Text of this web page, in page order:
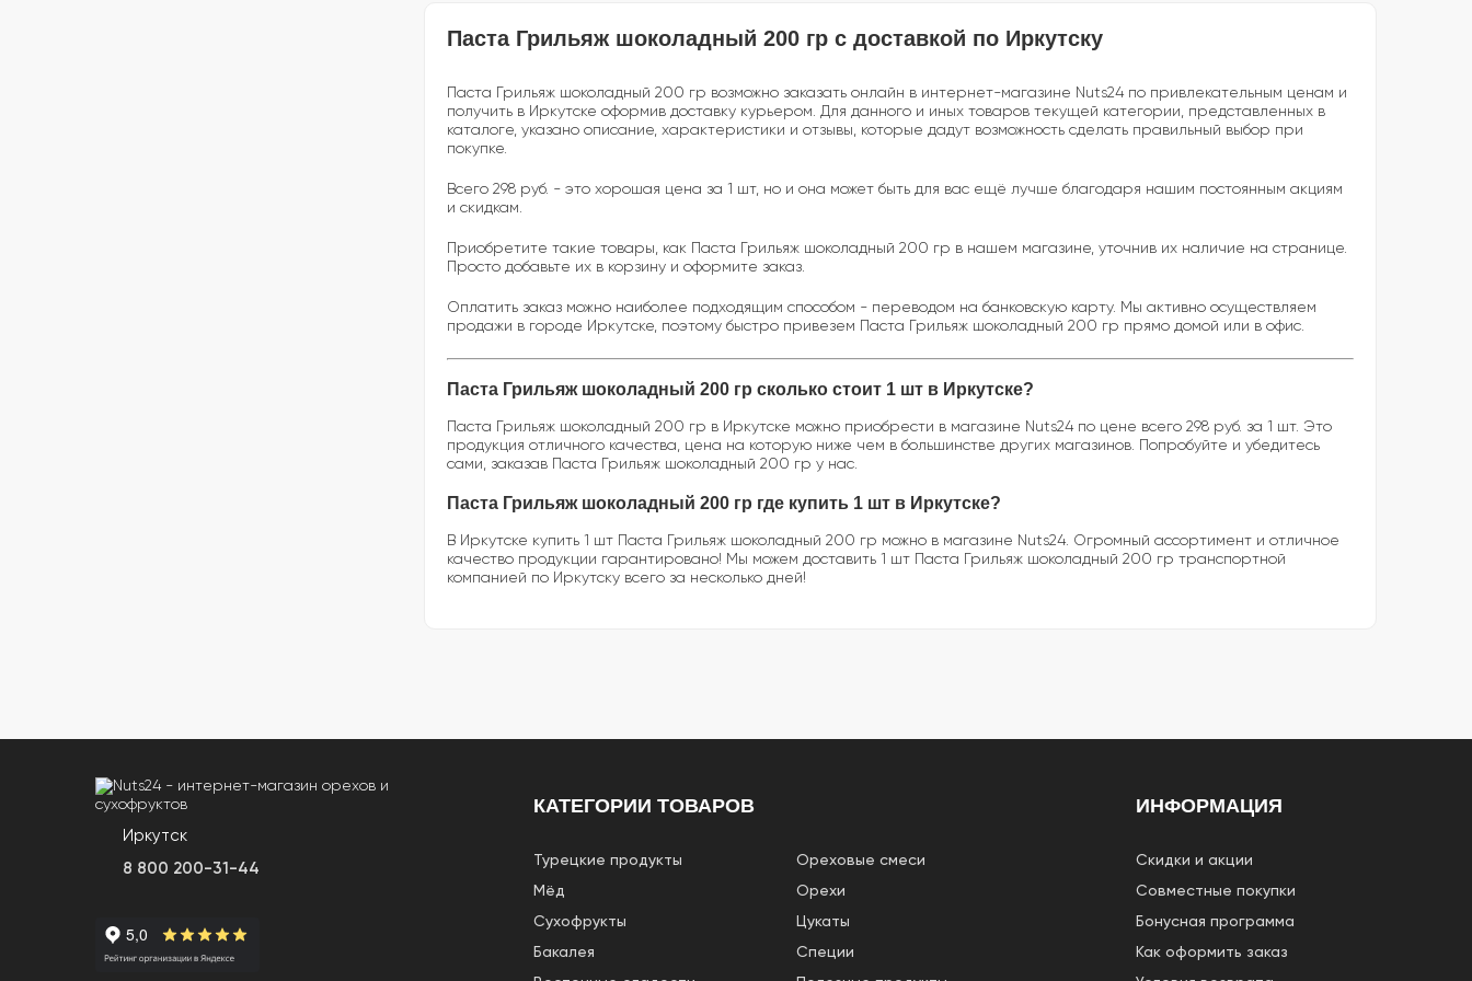
Паста Грильяж шоколадный 200 гр с доставкой по Иркутску
Паста Грильяж шоколадный 200 гр возможно заказать онлайн в интернет-магазине Nuts24 по привлекательным ценам и
получить в Иркутске оформив доставку курьером. Для данного и иных товаров текущей категории, представленных в
каталоге, указано описание, характеристики и отзывы, которые дадут возможность сделать правильный выбор при
покупке.
Всего 298 руб. - это хорошая цена за 1 шт, но и она может быть для вас ещё лучше благодаря нашим постоянным акциям
и скидкам.
Приобретите такие товары, как Паста Грильяж шоколадный 200 гр в нашем магазине, уточнив их наличие на странице.
Просто добавьте их в корзину и оформите заказ.
Оплатить заказ можно наиболее подходящим способом - переводом на банковскую карту. Мы активно осуществляем
продажи в городе Иркутске, поэтому быстро привезем Паста Грильяж шоколадный 200 гр прямо домой или в офис.
Паста Грильяж шоколадный 200 гр сколько стоит 1 шт в Иркутске?
Паста Грильяж шоколадный 200 гр в Иркутске можно приобрести в магазине Nuts24 по цене всего 298 руб. за 1 шт. Это
продукция отличного качества, цена на которую ниже чем в большинстве других магазинов. Попробуйте и убедитесь
сами, заказав Паста Грильяж шоколадный 200 гр у нас.
Паста Грильяж шоколадный 200 гр где купить 1 шт в Иркутске?
В Иркутске купить 1 шт Паста Грильяж шоколадный 200 гр можно в магазине Nuts24. Огромный ассортимент и отличное
качество продукции гарантировано! Мы можем доставить 1 шт Паста Грильяж шоколадный 200 гр транспортной
компанией по Иркутску всего за несколько дней!
Иркутск
8 800 200-31-44
КАТЕГОРИИ ТОВАРОВ
Турецкие продукты
Ореховые смеси
Мёд
Орехи
Сухофрукты
Цукаты
Бакалея
Специи
ИНФОРМАЦИЯ
Скидки и акции
Совместные покупки
Бонусная программа
Как оформить заказ